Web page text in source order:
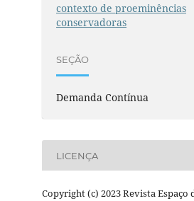
contexto de proeminências
conservadoras
SEÇÃO
Demanda Contínua
LICENÇA
Copyright (c) 2023 Revista Espaço